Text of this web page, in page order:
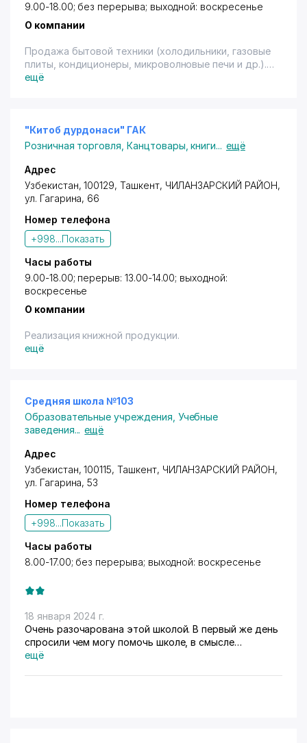
9.00-18.00; без перерыва; выходной: воскресенье
О компании
Продажа бытовой техники (холодильники, газовые
плиты, кондиционеры, микроволновые печи и др.).
Имеется терминал.
ещё
"Китоб дурдонаси" ГАК
Розничная торговля ,Канцтовары, книги... ещё
Адрес
Узбекистан, 100129, Ташкент, ЧИЛАНЗАРСКИЙ РАЙОН,
ул. Гагарина, 66
Номер телефона
+998...Показать
Часы работы
9.00-18.00; перерыв: 13.00-14.00; выходной:
воскресенье
О компании
Реализация книжной продукции.
ещё
Средняя школа №103
Образовательные учреждения Учебные
заведения... ещё
Адрес
Узбекистан, 100115, Ташкент, ЧИЛАНЗАРСКИЙ РАЙОН,
ул. Гагарина, 53
Номер телефона
+998...Показать
Часы работы
8.00-17.00; без перерыва; выходной: воскресенье
18 января 2024 г.
Очень разочарована этой школой. В первый же день
спросили чем могу помочь школе, в смысле
финансово. Классы переполнены, по 42 человека в
ещё